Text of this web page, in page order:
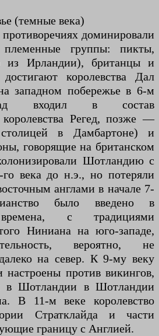
(темные века)
доминировали
группы: пикты,
из Ирландии), британцы и
королевства Дал
западном побережье в 6-м
входил в состав
королевства Регед, позже —
в Дамбартоне) и
говорящие на британском
Шотландию с
века до н.э., но потеряли
англами в начале 7-
было введено в
времена, с традициями
Ниниана на юго-западе,
вероятно, не
на север. К 9-му веку
против викингов,
в Шотландии в Шотландии
В 11-м веке королевство
Стратклайда и части
границу с Англией.